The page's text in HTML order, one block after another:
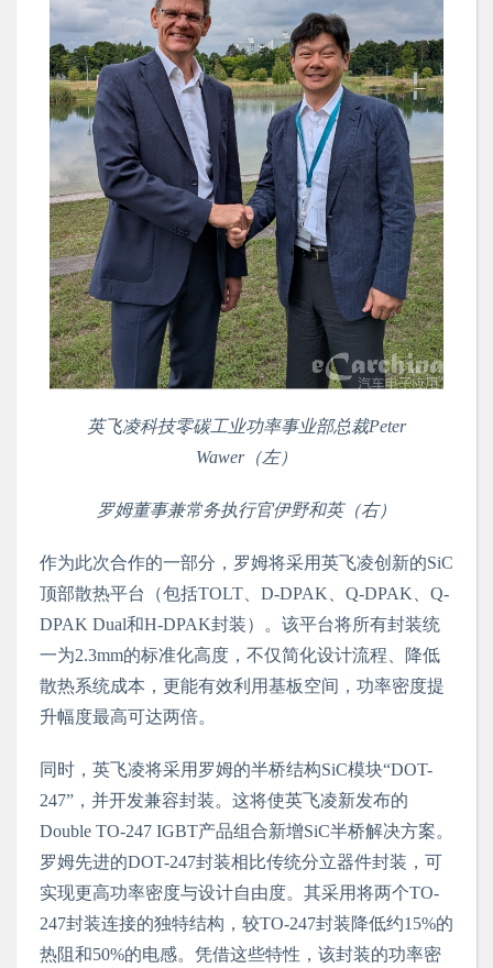
英飞凌科技零碳工业功率事业部总裁Peter
Wawer（左）
罗姆董事兼常务执行官伊野和英（右）
作为此次合作的一部分，罗姆将采用英飞凌创新的SiC
顶部散热平台（包括TOLT、 D-DPAK Q-DPAK
Q-
DPAK Dual和H-DPAK封装）。该平台将所有封装统
一为2.3mm的标准化高度，不仅简化设计流程、降低
散热系统成本，更能有效利用基板空间，功率密度提
升幅度最高可达两倍。
同时，英飞凌将采用罗姆的半桥结构SiC模块“DOT-
247”，并开发兼容封装。这将使英飞凌新发布的
Double TO-247 IGBT产品组合新增SiC半桥解决方案。
罗姆先进的DOT-247封装相比传统分立器件封装，可
实现更高功率密度与设计自由度。其采用将两个TO-
247封装连接的独特结构，较TO-247封装降低约15%的
热阻和50%的电感。凭借这些特性，该封装的功率密